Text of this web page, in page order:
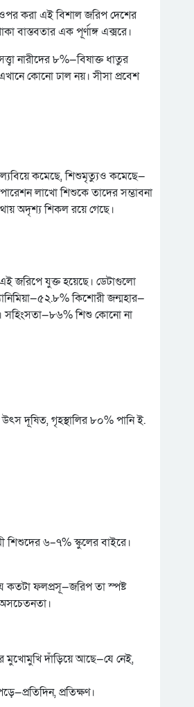
করা এই বিশাল জরিপ দেশের
বাস্তবতার এক পূর্ণাঙ্গ এক্সরে।
নারীদের ৮%—বিষাক্ত ধাতুর
কোনো ঢাল নয়। সীসা প্রবেশ
কমেছে, শিশুমৃত্যুও কমেছে—
লাখো শিশুকে তাদের সম্ভাবনা
অদৃশ্য শিকল রয়ে গেছে।
এই জরিপে যুক্ত হয়েছে। ডেটাগুলো
কিশোরী জন্মহার—
সহিংসতা—৮৬% শিশু কোনো না
দূষিত, গৃহস্থালির ৮০% পানি ই.
শিশুদের ৬–৭% স্কুলের বাইরে।
কতটা ফলপ্রসূ—জরিপ তা স্পষ্ট
মুখোমুখি দাঁড়িয়ে আছে—যে নেই,
প্রতিক্ষণ।